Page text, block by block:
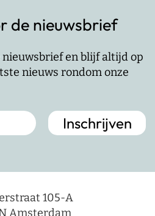
de nieuwsbrief
en blijf altijd op
nieuws rondom onze
105-A
Amsterdam